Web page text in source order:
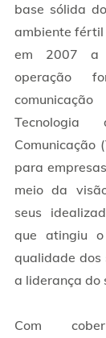
base sólida
ambiente fértil
em 2007 a
operação
Comunicação
para
meio da
seus
que atingiu o
qualidade dos
a liderança do
Com